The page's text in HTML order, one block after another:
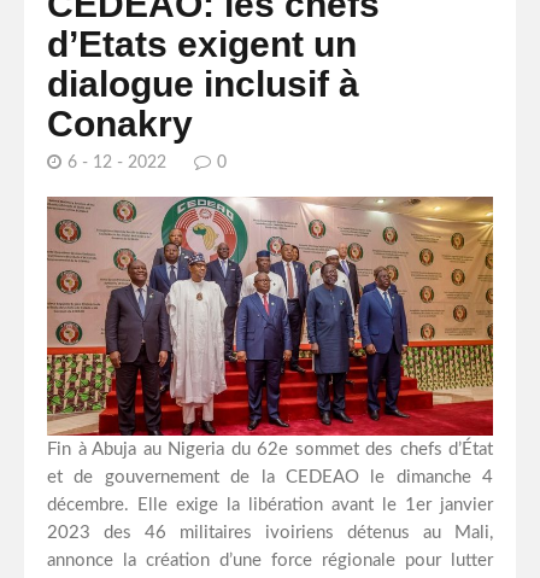
d’Etats exigent un
dialogue inclusif à
Conakry
6 - 12 - 2022 0
Fin à Abuja au Nigeria du 62e sommet des chefs d’État
et de gouvernement de la CEDEAO le dimanche 4
décembre. Elle exige la libération avant le 1er janvier
2023 des 46 militaires ivoiriens détenus au Mali,
annonce la création d’une force régionale pour lutter